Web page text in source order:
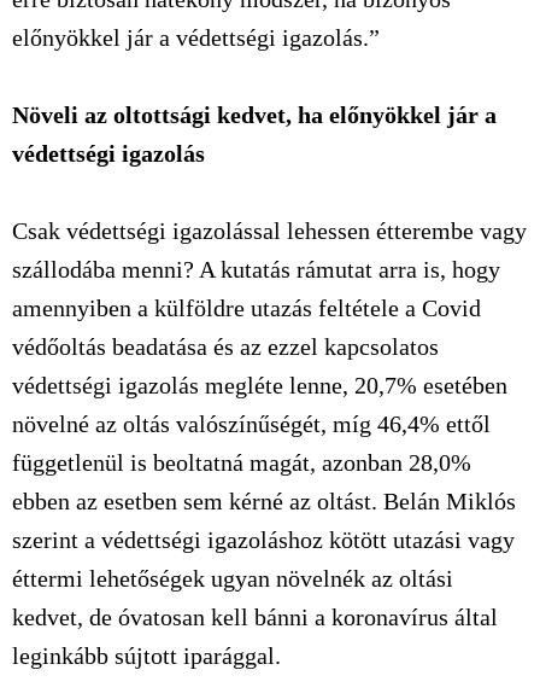
előnyökkel jár a védettségi igazolás.”
Növeli az oltottsági kedvet, ha előnyökkel jár a
védettségi igazolás
Csak védettségi igazolással lehessen étterembe vagy
szállodába menni? A kutatás rámutat arra is, hogy
amennyiben a külföldre utazás feltétele a Covid
védőoltás beadatása és az ezzel kapcsolatos
védettségi igazolás megléte lenne, 20,7% esetében
növelné az oltás valószínűségét, míg 46,4% ettől
függetlenül is beoltatná magát, azonban 28,0%
ebben az esetben sem kérné az oltást. Belán Miklós
szerint a védettségi igazoláshoz kötött utazási vagy
éttermi lehetőségek ugyan növelnék az oltási
kedvet, de óvatosan kell bánni a koronavírus által
leginkább sújtott iparággal.